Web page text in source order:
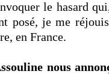
le hasard
posé, je me
en France.
nous